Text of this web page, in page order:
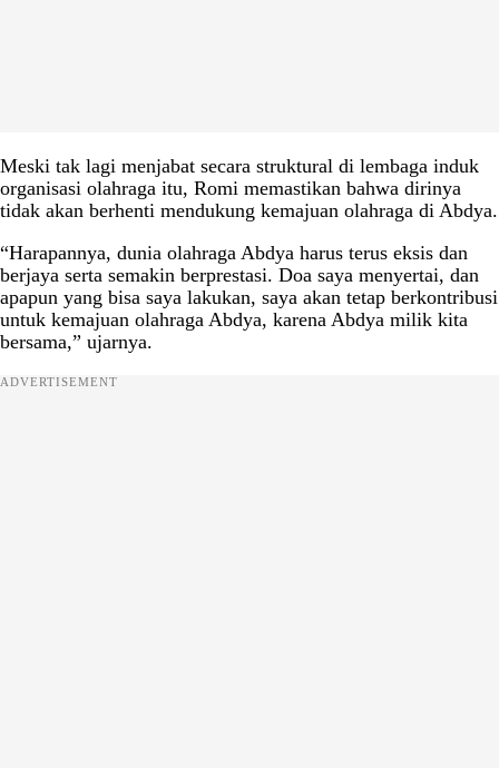
Meski tak lagi menjabat secara struktural di lembaga induk
organisasi olahraga itu, Romi memastikan bahwa dirinya
tidak akan berhenti mendukung kemajuan olahraga di Abdya.
“Harapannya, dunia olahraga Abdya harus terus eksis dan
berjaya serta semakin berprestasi. Doa saya menyertai, dan
apapun yang bisa saya lakukan, saya akan tetap berkontribusi
untuk kemajuan olahraga Abdya, karena Abdya milik kita
bersama,” ujarnya.
ADVERTISEMENT